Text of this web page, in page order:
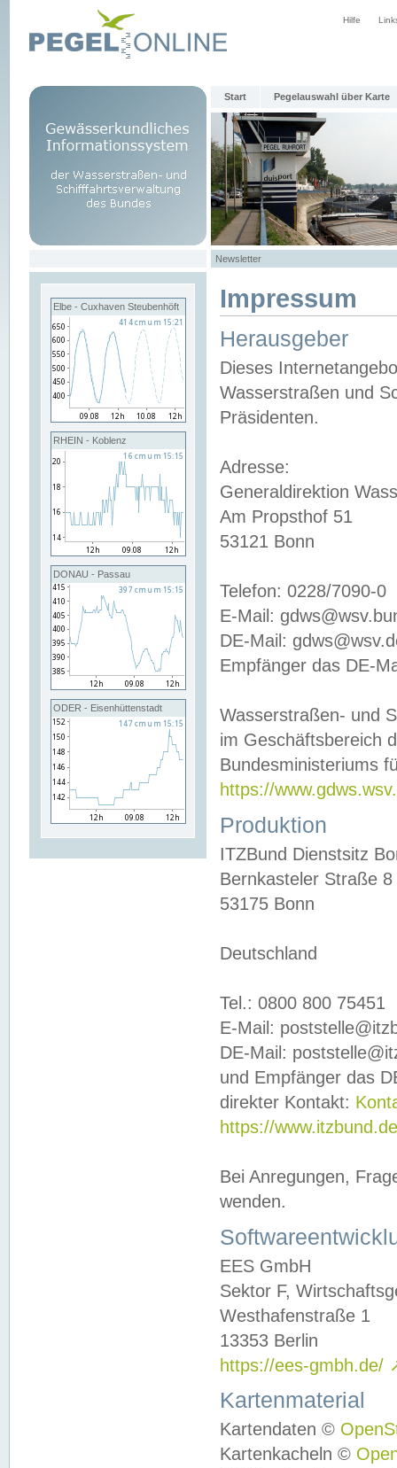
Hilfe
Start Pegelauswahl über Karte
Newsletter
Elbe - Cuxhaven Steubenhöft
RHEIN - Koblenz
DONAU - Passau
ODER - Eisenhüttenstadt
Impressum
Herausgeber
Dieses
Wasserstraßen und
Präsidenten.
Adresse:
Generaldirektion
Am Propsthof 51
53121 Bonn
Telefon: 0228/7090-0
E-Mail:
DE-Mail:
Empfänger das DE-
Wasserstraßen- und
im Geschäftsbereich
Bundesministeriums
https://
Produktion
ITZBund Dienstsitz
Bernkasteler Straße 8
53175 Bonn
Deutschland
Tel.: 0800 800 75451
E-Mail:
DE-Mail:
und Empfänger das
direkter Kontakt:
https://
Bei Anregungen,
wenden.
EES GmbH
Sektor F,
Westhafenstraße 1
13353 Berlin
https://ees-gmbh.de/
Kartenmaterial
Kartendaten ©
Kartenkacheln ©